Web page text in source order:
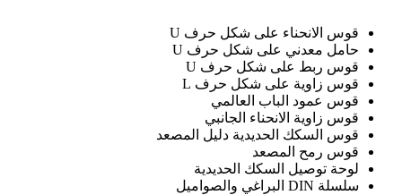
قوس الانحناء على شكل حرف U
حامل معدني على شكل حرف U
قوس ربط على شكل حرف U
قوس زاوية على شكل حرف L
قوس عمود الباب العالمي
قوس زاوية الانحناء الجانبي
قوس السكك الحديدية دليل المصعد
قوس رمح المصعد
لوحة توصيل السكك الحديدية
سلسلة DIN البراغي والصواميل